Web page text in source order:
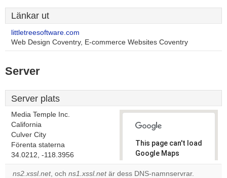
Länkar ut
littletreesoftware.com
Web Design Coventry, E-commerce Websites Coventry
Server
Server plats
Media Temple Inc.
California
Culver City
Förenta staterna
34.0212, -118.3956
This page can't load
Google Maps
correctly.
ns2.xssl.net, och ns1.xssl.netär dess DNS-namnservrar.